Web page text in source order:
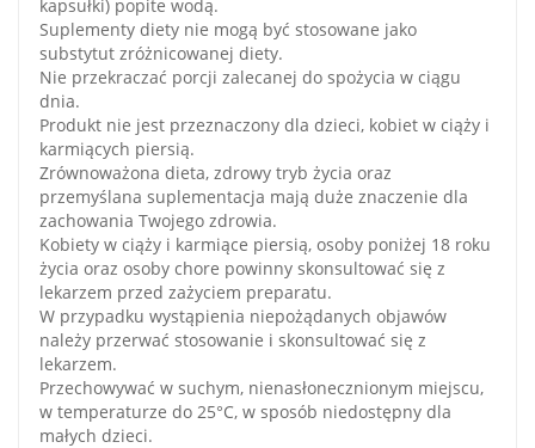
kapsułki) popite wodą.
Suplementy diety nie mogą być stosowane jako
substytut zróżnicowanej diety.
Nie przekraczać porcji zalecanej do spożycia w ciągu
dnia.
Produkt nie jest przeznaczony dla dzieci, kobiet w ciąży i
karmiących piersią.
Zrównoważona dieta, zdrowy tryb życia oraz
przemyślana suplementacja mają duże znaczenie dla
zachowania Twojego zdrowia.
Kobiety w ciąży i karmiące piersią, osoby poniżej 18 roku
życia oraz osoby chore powinny skonsultować się z
lekarzem przed zażyciem preparatu.
W przypadku wystąpienia niepożądanych objawów
należy przerwać stosowanie i skonsultować się z
lekarzem.
Przechowywać w suchym, nienasłonecznionym miejscu,
w temperaturze do 25°C, w sposób niedostępny dla
małych dzieci.